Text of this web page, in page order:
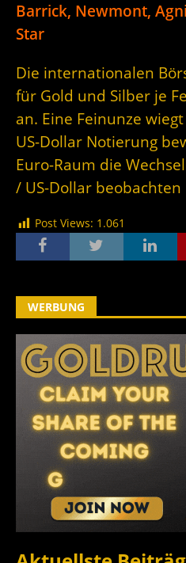
Barrick, Newmont,
Star
Die internationalen
für Gold und Silber je
an. Eine Feinunze
US-Dollar Notierung
Euro-Raum die
/ US-Dollar beobachten
Post Views: 1.061
WERBUNG